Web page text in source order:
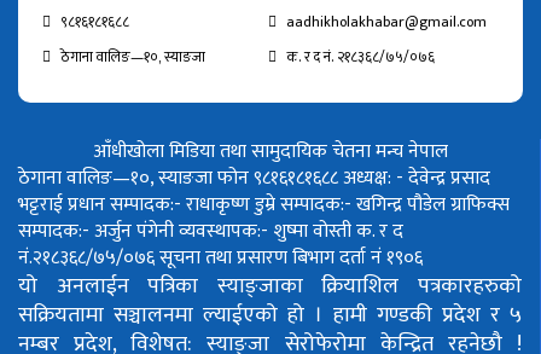
९८१६१८१६८८
aadhikholakhabar@gmail.com
ठेगाना वालिङ—१०, स्याङजा
क. र द नं. २१८३६८/७५/०७६
आँधीखोला मिडिया तथा सामुदायिक चेतना मन्च नेपाल
ठेगाना वालिङ—१०, स्याङजा फोन ९८१६१८१६८८अध्यक्ष: - देवेन्द्र प्रसाद
भट्टराईप्रधान सम्पादक:- राधाकृष्ण डुम्रेसम्पादक:- खगिन्द्र पौडेलग्राफिक्स
सम्पादक:- अर्जुन पंगेनीव्यवस्थापक:- शुष्मा वोस्तीक. र द
नं.२१८३६८/७५/०७६सूचना तथा प्रसारण बिभाग दर्ता नं १९०६
यो अनलाईन पत्रिका स्याङ्जाका क्रियाशिल पत्रकारहरुको
सक्रियतामा सञ्चालनमा ल्याईएको हो । हामी गण्डकी प्रदेश र ५
नम्बर प्रदेश, विशेषत: स्याङ्जा सेरोफेरोमा केन्द्रित रहनेछौ !